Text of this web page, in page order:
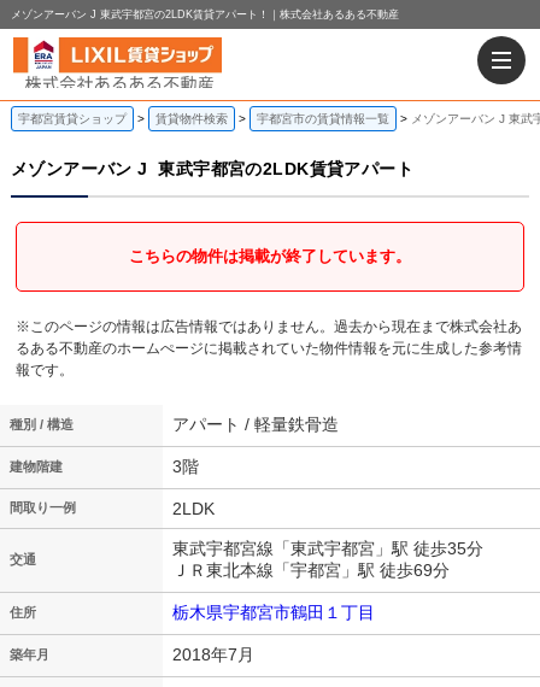
メゾンアーバン J 東武宇都宮の2LDK賃貸アパート！｜株式会社あるある不動産
宇都宮賃貸ショップ 賃貸物件検索 宇都宮市の賃貸情報一覧 メゾンアーバン J 東武
メゾンアーバン J 東武宇都宮の2LDK賃貸アパート
こちらの物件は掲載が終了しています。
※このページの情報は広告情報ではありません。過去から現在まで株式会社あ
るある不動産のホームぺージに掲載されていた物件情報を元に生成した参考情
報です。
種別 / 構造 アパート / 軽量鉄骨造
建物階建 3階
間取り一例 2LDK
交通
東武宇都宮線「東武宇都宮」駅 徒歩35分
ＪＲ東北本線「宇都宮」駅 徒歩69分
住所 栃木県宇都宮市鶴田１丁目
築年月 2018年7月